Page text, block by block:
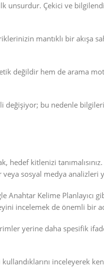
ilk unsurdur. Çekici ve
mantıklı bir akışa
değildir hem de arama
değişiyor; bu nedenle
hedef kitlenizi
sosyal medya analizleri
Kelime Planlayıcı
incelemek de önemli bir
yerine daha spesifik
inceleyerek